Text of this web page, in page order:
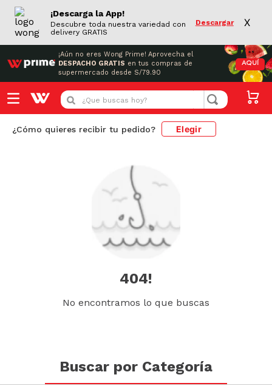
¡Descarga la App!
Descubre toda nuestra variedad con
delivery GRATIS
Descargar X
¡Aún no eres Wong Prime! Aprovecha el
DESPACHO GRATIS en tus compras de
supermercado desde S/79.90
AQUÍ
¿Que buscas hoy?
¿Cómo quieres recibir tu pedido? Elegir
404!
No encontramos lo que buscas
Buscar por Categoría